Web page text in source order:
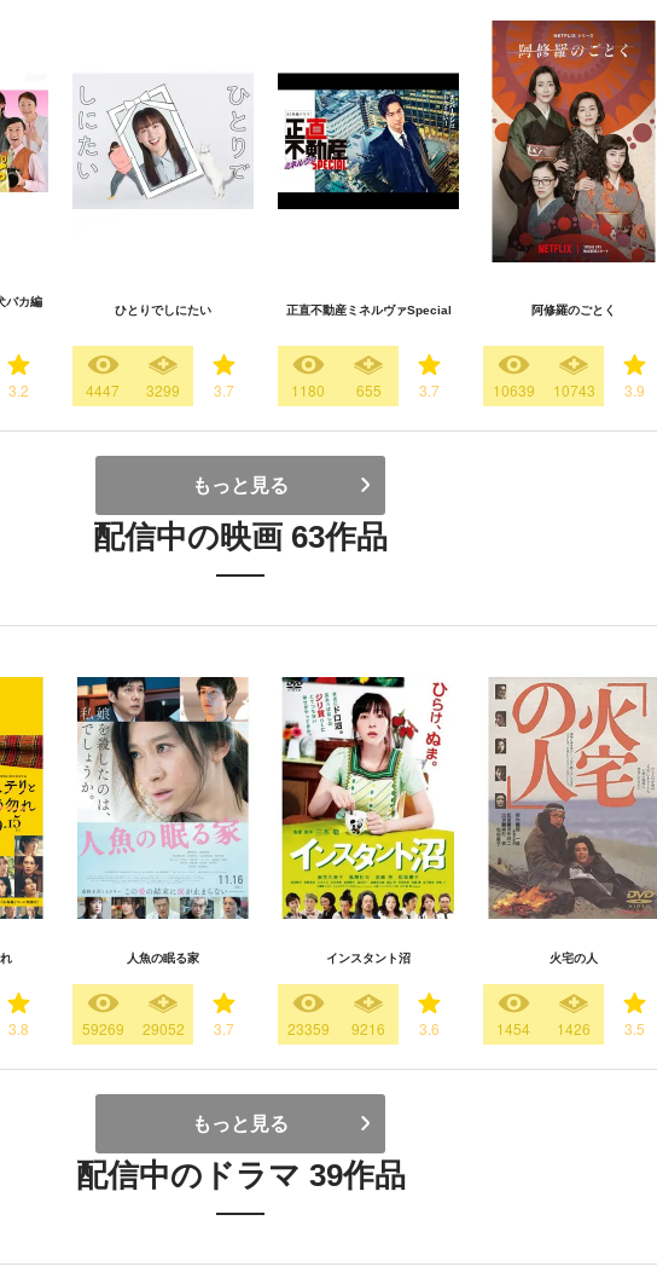
バカ編
3.2
ひとりでしにたい
4447 3299 3.7
正直不動産ミネルヴァSpecial
1180 655 3.7
阿修羅のごとく
10639 10743 3.9
もっと見る
配信中の映画 63作品
3.8
人魚の眠る家
59269 29052 3.7
インスタント沼
23359 9216 3.6
火宅の人
1454 1426 3.5
もっと見る
配信中のドラマ 39作品